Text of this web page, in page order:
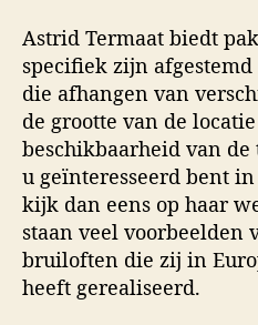
Astrid Termaat biedt
specifiek zijn
die afhangen van
de grootte van de
beschikbaarheid van
u geïnteresseerd bent
kijk dan eens op haar
staan veel voorbeelden
bruiloften die zij in
heeft gerealiseerd.